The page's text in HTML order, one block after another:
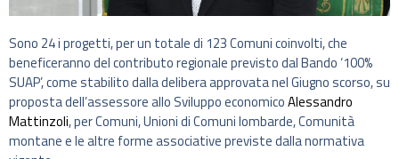
Sono 24 i progetti, per un totale di 123 Comuni coinvolti, che
beneficeranno del contributo regionale previsto dal Bando ‘100%
SUAP’, come stabilito dalla delibera approvata nel Giugno scorso, su
proposta dell’assessore allo Sviluppo economicoAlessandro
Mattinzoli, per Comuni, Unioni di Comuni lombarde, Comunità
montane e le altre forme associative previste dalla normativa